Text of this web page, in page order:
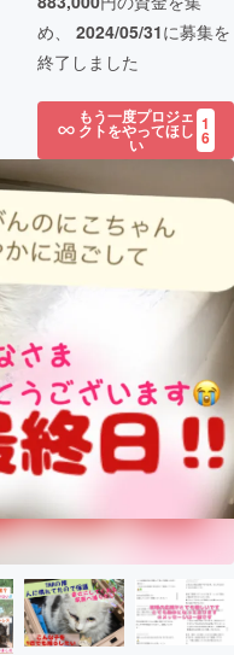
め、 2024/05/31に募集を
終了しました
もう一度プロジェ
クトをやってほし
い
1
6